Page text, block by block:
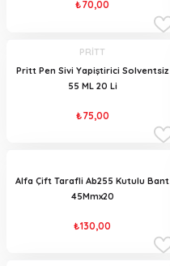
₺70,00
PRİTT
Pritt Pen Sivi Yapiştirici Solventsiz
55 ML 20 Li
₺75,00
Alfa Çift Tarafli Ab255 Kutulu Bant
45Mmx20
₺130,00